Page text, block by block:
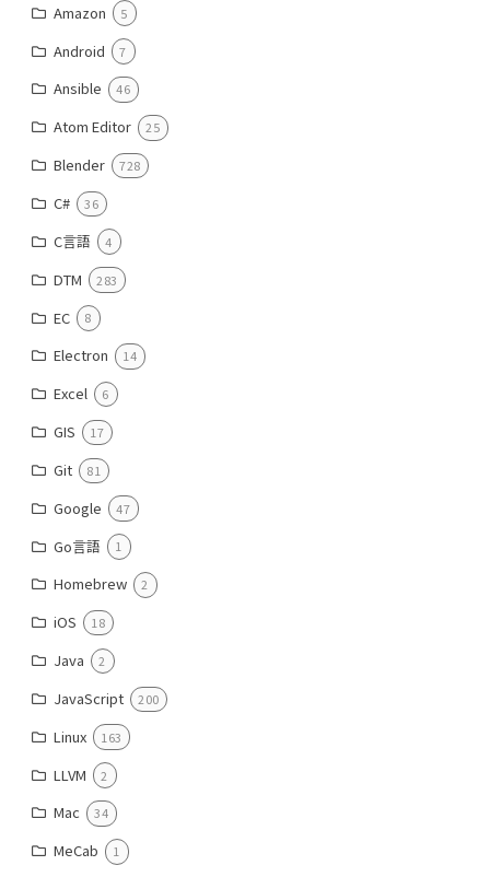
Amazon 5
Android 7
Ansible 46
Atom Editor 25
Blender 728
C# 36
C言語 4
DTM 283
EC 8
Electron 14
Excel 6
GIS 17
Git 81
Google 47
Go言語 1
Homebrew 2
iOS 18
Java 2
JavaScript 200
Linux 163
LLVM 2
Mac 34
MeCab 1